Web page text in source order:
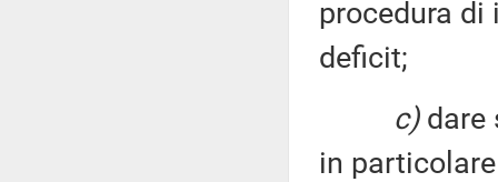
procedura di
deficit;
c)dare
in